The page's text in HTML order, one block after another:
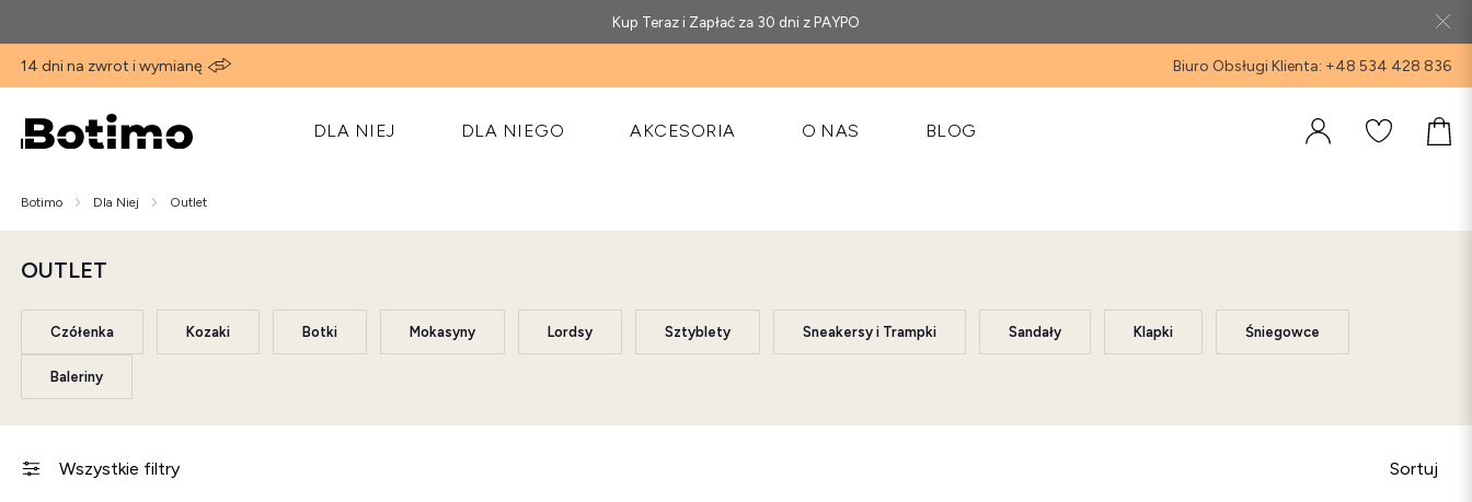
Kup Teraz i Zapłać za 30 dni z PAYPO
14 dni na zwrot i wymianę Biuro Obsługi Klienta: +48 534 428 836
DLA NIEJ DLA NIEGO AKCESORIA O NAS BLOG
Botimo Dla Niej Outlet
OUTLET
Czółenka Kozaki Botki Mokasyny Lordsy Sztyblety Sneakersy i Trampki Sandały Klapki Śniegowce
Baleriny
Wszystkie filtry Sortuj